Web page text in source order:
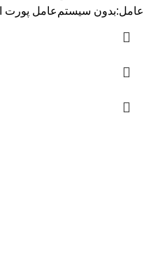
عامل:بدون سیستم‌عامل پورت HDMI:دارد